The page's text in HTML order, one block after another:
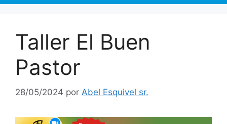
Taller El Buen
Pastor
28/05/2024 por Abel Esquivel sr.